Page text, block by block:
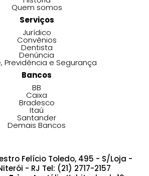
Quem somos
Serviços
Jurídico
Convênios
Dentista
Denúncia
Previdência e Segurança
Bancos
BB
Caixa
Bradesco
Itaú
Santander
Demais Bancos
Felício Toledo, 495 - S/Loja -
- RJ Tel: (21) 2717-2157